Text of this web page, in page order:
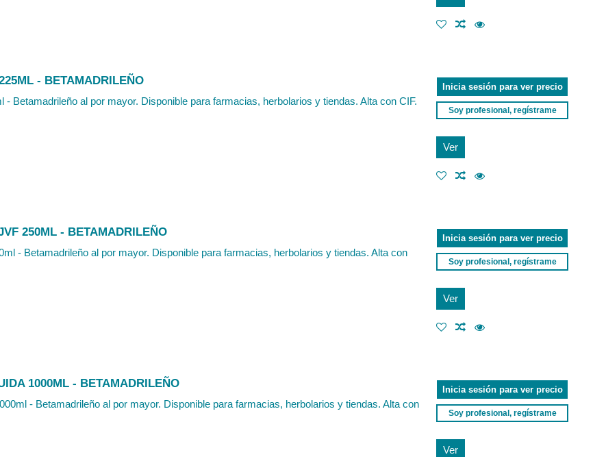
- BETAMADRILEÑO
- Betamadrileño al por mayor. Disponible para farmacias, herbolarios y tiendas. Alta con CIF.
Inicia sesión para ver precio
Soy profesional, regístrame
Ver
250ML - BETAMADRILEÑO
- Betamadrileño al por mayor. Disponible para farmacias, herbolarios y tiendas. Alta con
Inicia sesión para ver precio
Soy profesional, regístrame
Ver
1000ML - BETAMADRILEÑO
- Betamadrileño al por mayor. Disponible para farmacias, herbolarios y tiendas. Alta con
Inicia sesión para ver precio
Soy profesional, regístrame
Ver